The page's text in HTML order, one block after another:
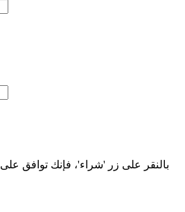
بالنقر على زر 'شراء'، فإنك توافق على